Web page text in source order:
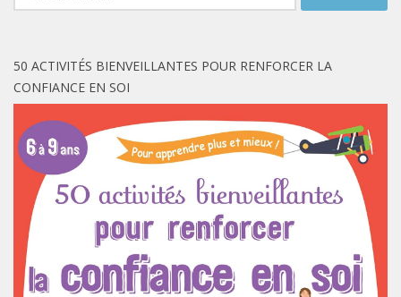
50 ACTIVITÉS BIENVEILLANTES POUR RENFORCER LA
CONFIANCE EN SOI